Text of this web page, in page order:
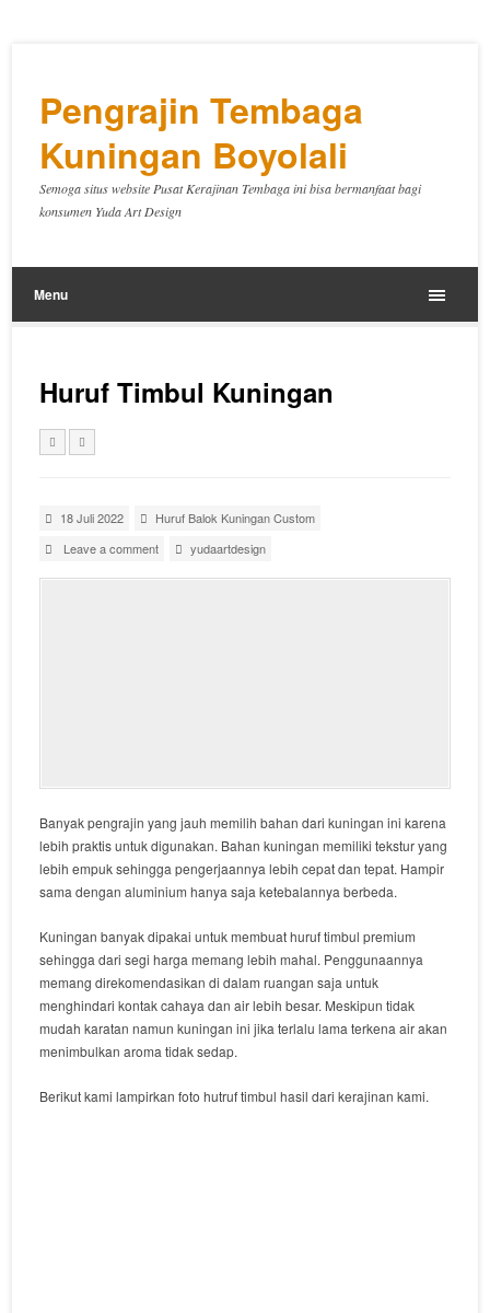
Pengrajin Tembaga
Kuningan Boyolali
Semoga situs website Pusat Kerajinan Tembaga ini bisa bermanfaat bagi
konsumen Yuda Art Design
Menu
Huruf Timbul Kuningan
18 Juli 2022
Huruf Balok Kuningan Custom
Leave a comment
yudaartdesign
Banyak pengrajin yang jauh memilih bahan dari kuningan ini karena
lebih praktis untuk digunakan. Bahan kuningan memiliki tekstur yang
lebih empuk sehingga pengerjaannya lebih cepat dan tepat. Hampir
sama dengan aluminium hanya saja ketebalannya berbeda.
Kuningan banyak dipakai untuk membuat huruf timbul premium
sehingga dari segi harga memang lebih mahal. Penggunaannya
memang direkomendasikan di dalam ruangan saja untuk
menghindari kontak cahaya dan air lebih besar. Meskipun tidak
mudah karatan namun kuningan ini jika terlalu lama terkena air akan
menimbulkan aroma tidak sedap.
Berikut kami lampirkan foto hutruf timbul hasil dari kerajinan kami.